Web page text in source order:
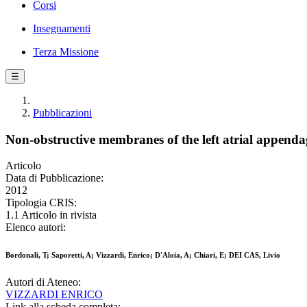
Corsi
Insegnamenti
Terza Missione
☰
Pubblicazioni
Non-obstructive membranes of the left atrial
Articolo
Data di Pubblicazione:
2012
Tipologia CRIS:
1.1 Articolo in rivista
Elenco autori:
Bordonali, T; Saporetti, A; Vizzardi, Enrico; D'Aloia, A; Chiari, E; DEI CAS, Livio
Autori di Ateneo:
VIZZARDI ENRICO